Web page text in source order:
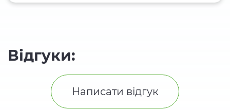
Відгуки:
Написати відгук